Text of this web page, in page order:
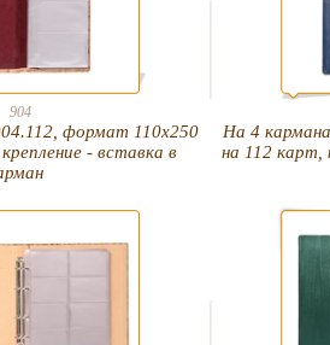
904
формат 110х250
- вставка в
На 4
на 112 карт,